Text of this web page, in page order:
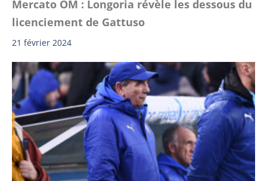
Mercato OM : Longoria révèle les dessous du
licenciement de Gattuso
21 février 2024